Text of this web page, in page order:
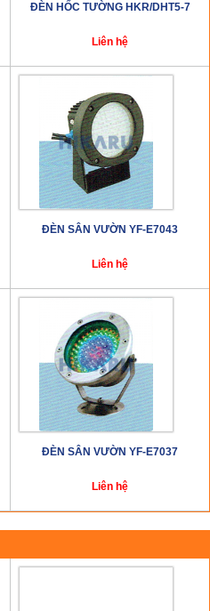
ĐÈN HỐC TƯỜNG HKR/DHT5-7
Liên hệ
ĐÈN SÂN VƯỜN YF-E7043
Liên hệ
ĐÈN SÂN VƯỜN YF-E7037
Liên hệ